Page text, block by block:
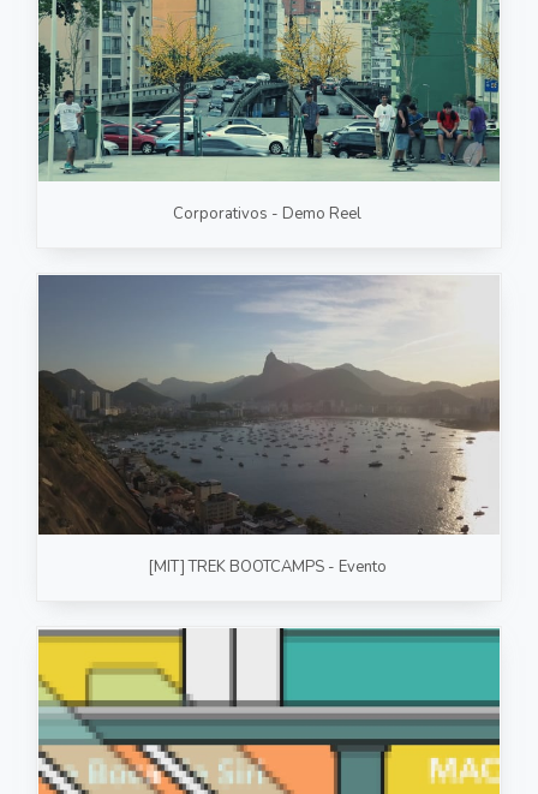
Corporativos - Demo Reel
[MIT] TREK BOOTCAMPS - Evento